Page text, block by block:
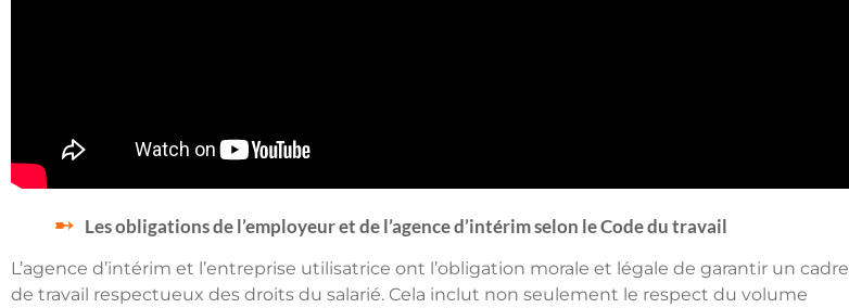
Les obligations de l’employeur et de l’agence d’intérim selon le Code du travail
L’agence d’intérim et l’entreprise utilisatrice ont l’obligation morale et légale de garantir un cadre
de travail respectueux des droits du salarié. Cela inclut non seulement le respect du volume